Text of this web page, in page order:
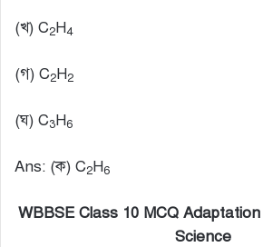
(খ) C2H4
(গ) C2H2
(ঘ) C3H6
Ans: (ক) C2H6
WBBSE Class 10 MCQ
Science